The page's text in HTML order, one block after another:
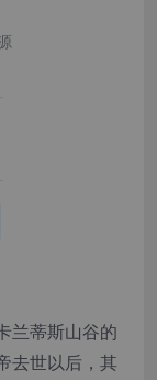
兰蒂斯山谷的
去世以后，其